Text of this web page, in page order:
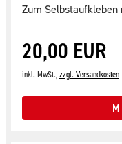
Zum
20,00 EUR
inkl. MwSt.,zzgl. Versandkosten